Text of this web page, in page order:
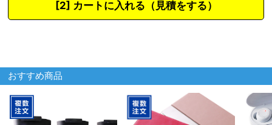
カートに入れる
おすすめ商品